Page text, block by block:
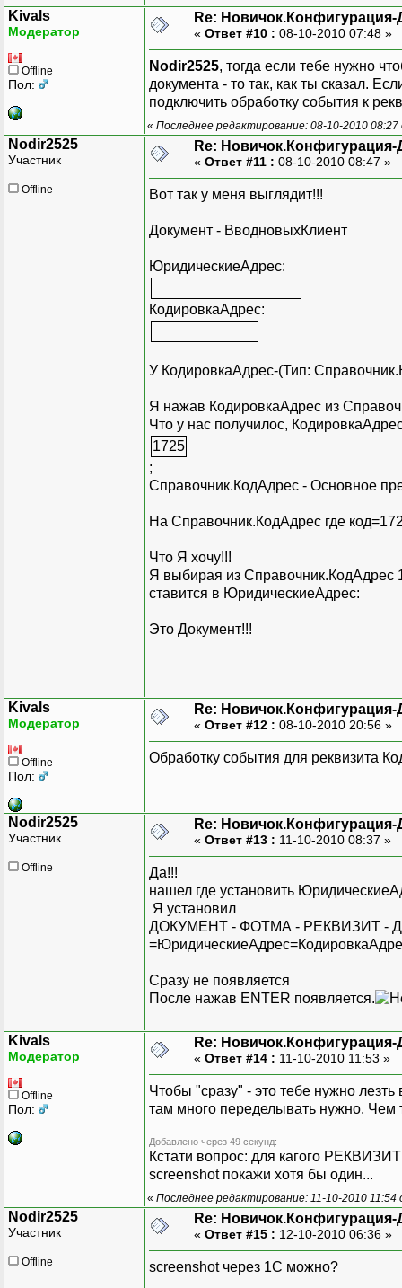
Kivals
Модератор
Offline
Пол:
Re:
« Ответ #10 : 08-10-2010 07:48 »
Nodir2525, тогда если тебе нужно
документа - то так, как ты сказал.
подключить обработку события к
« Последнее редактирование: 08-10-2010
Nodir2525
Участник
Offline
Re:
« Ответ #11 : 08-10-2010 08:47 »
Вот так у меня выглядит!!!
Документ - ВводновыхКлиент
ЮридическиеАдрес:
КодировкаАдрес:
У КодировкаАдрес-(Тип:
Я нажав КодировкаАдрес из
Что у нас получилос,
1725
;
Справочник.КодАдрес - Основное
На Справочник.КодАдрес где
Что Я хочу!!!
Я выбирая из Справочник.КодАдрес
ставится в ЮридическиеАдрес:
Это Документ!!!
Kivals
Модератор
Offline
Пол:
Re:
« Ответ #12 : 08-10-2010 20:56 »
Обработку события для реквизита
Nodir2525
Участник
Offline
Re:
« Ответ #13 : 11-10-2010 08:37 »
Да!!!
нашел где установить
Я установил
ДОКУМЕНТ - ФОТМА - РЕКВИЗИТ -
Сразу не появляется
После нажав ENTER появляется.
Kivals
Модератор
Offline
Пол:
Re:
« Ответ #14 : 11-10-2010 11:53 »
Чтобы "сразу" - это тебе нужно
там много переделывать нужно. Чем
Добавлено через 49 секунд:
Кстати вопрос: для кагого
screenshot покажи хотя бы один...
« Последнее редактирование: 11-10-2010 11:54
Nodir2525
Участник
Offline
Re:
« Ответ #15 : 12-10-2010 06:36 »
screenshot через 1С можно?